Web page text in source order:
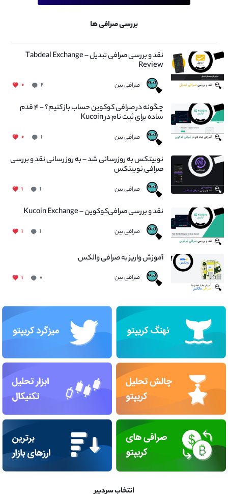
بررسی صرافی ها
نقد و بررسی صرافی تبدیل – Tabdeal Exchange
Review
صرافی بین ۲ ۰
چگونه در صرافی کوکوین حساب باز کنیم؟ - ۴ قدم
ساده برای ثبت نام در Kucoin
صرافی بین ۱ ۰
نوبیتکس به روزرسانی شد – به روز رسانی نقد و بررسی
صرافی نوبیتکس
صرافی بین ۱ ۱
نقد و بررسی صرافی‌کوکوین – Kucoin Exchange
صرافی بین ۱ ۱
آموزش واریز به صرافی والکس
صرافی بین ۰ ۱